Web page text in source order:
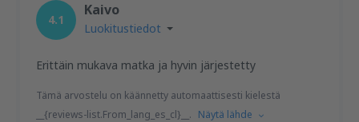
4.1
Kaivo
Luokitustiedot
Erittäin mukava matka ja hyvin järjestetty
Tämä arvostelu on käännetty automaattisesti kielestä
__{reviews-list.From_lang_es_cl}__. Näytä lähde